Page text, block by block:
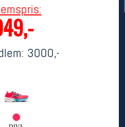
3000,-